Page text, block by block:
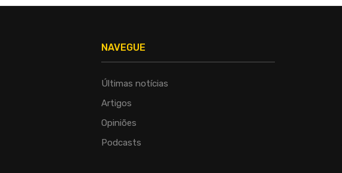
NAVEGUE
Últimas notícias
Artigos
Opiniões
Podcasts